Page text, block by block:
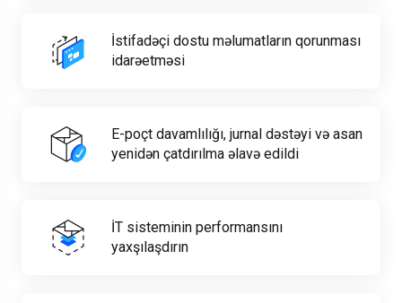
İstifadəçi dostu məlumatların qorunması
idarəetməsi
E-poçt davamlılığı, jurnal dəstəyi və asan
yenidən çatdırılma əlavə edildi
İT sisteminin performansını
yaxşılaşdırın